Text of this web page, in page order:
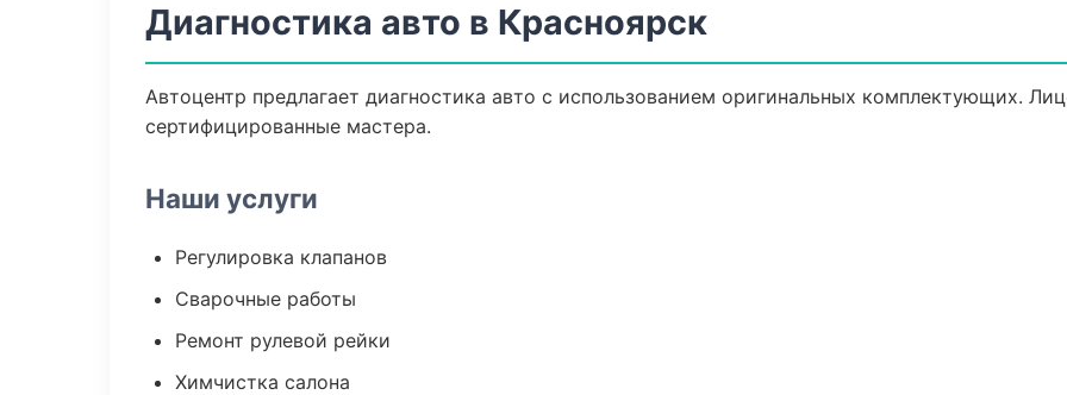
Диагностика авто в Красноярск
Автоцентр предлагает диагностика авто с использованием оригинальных комплектующих.
сертифицированные мастера.
Наши услуги
Регулировка клапанов
Сварочные работы
Ремонт рулевой рейки
Химчистка салона